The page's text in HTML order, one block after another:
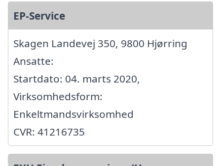
EP-Service
Skagen Landevej 350, 9800 Hjørring
Ansatte:
Startdato: 04. marts 2020,
Virksomhedsform:
Enkeltmandsvirksomhed
CVR: 41216735